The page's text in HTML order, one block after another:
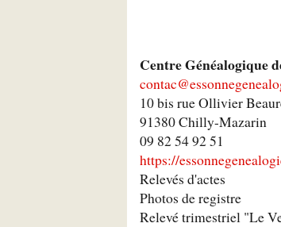
Centre Généalogique
10 bis rue Ollivier
91380 Chilly-Mazarin
09 82 54 92 51
https://
Relevés d'actes
Photos de registre
Relevé trimestriel "Le